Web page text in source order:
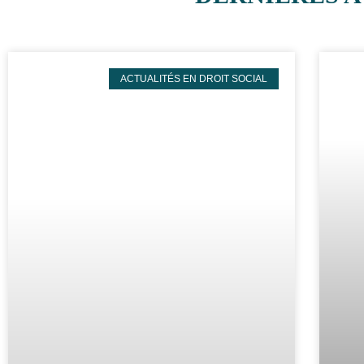
ACTUALITÉS EN DROIT SOCIAL